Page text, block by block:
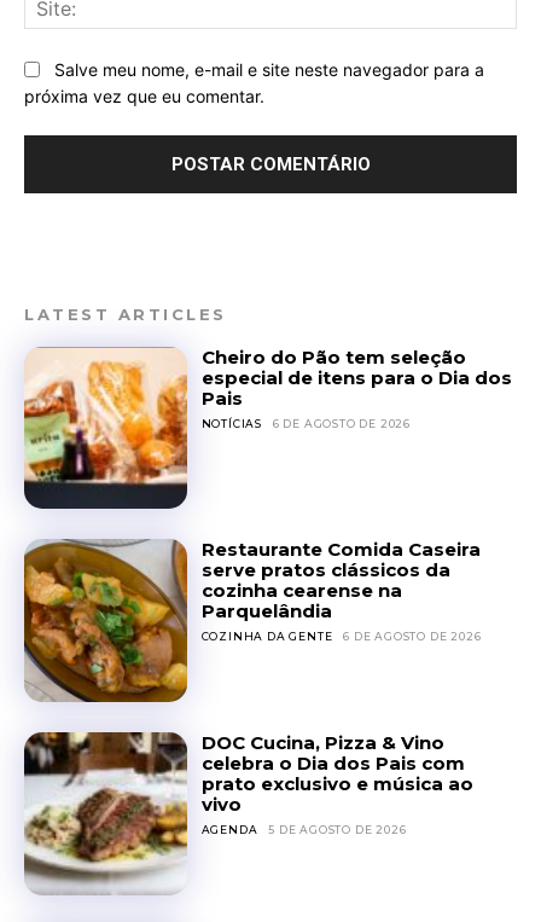
Salve meu nome, e-mail e site neste navegador para a
próxima vez que eu comentar.
LATEST ARTICLES
Cheiro do Pão tem seleção
especial de itens para o Dia dos
Pais
NOTÍCIAS 6 DE AGOSTO DE 2026
Restaurante Comida Caseira
serve pratos clássicos da
cozinha cearense na
Parquelândia
COZINHA DA GENTE 6 DE AGOSTO DE 2026
DOC Cucina, Pizza & Vino
celebra o Dia dos Pais com
prato exclusivo e música ao
vivo
AGENDA 5 DE AGOSTO DE 2026